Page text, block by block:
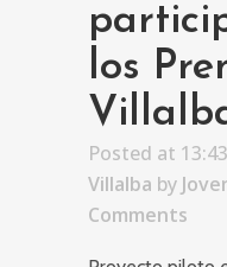
los
Posted at
Villalba by
Comments